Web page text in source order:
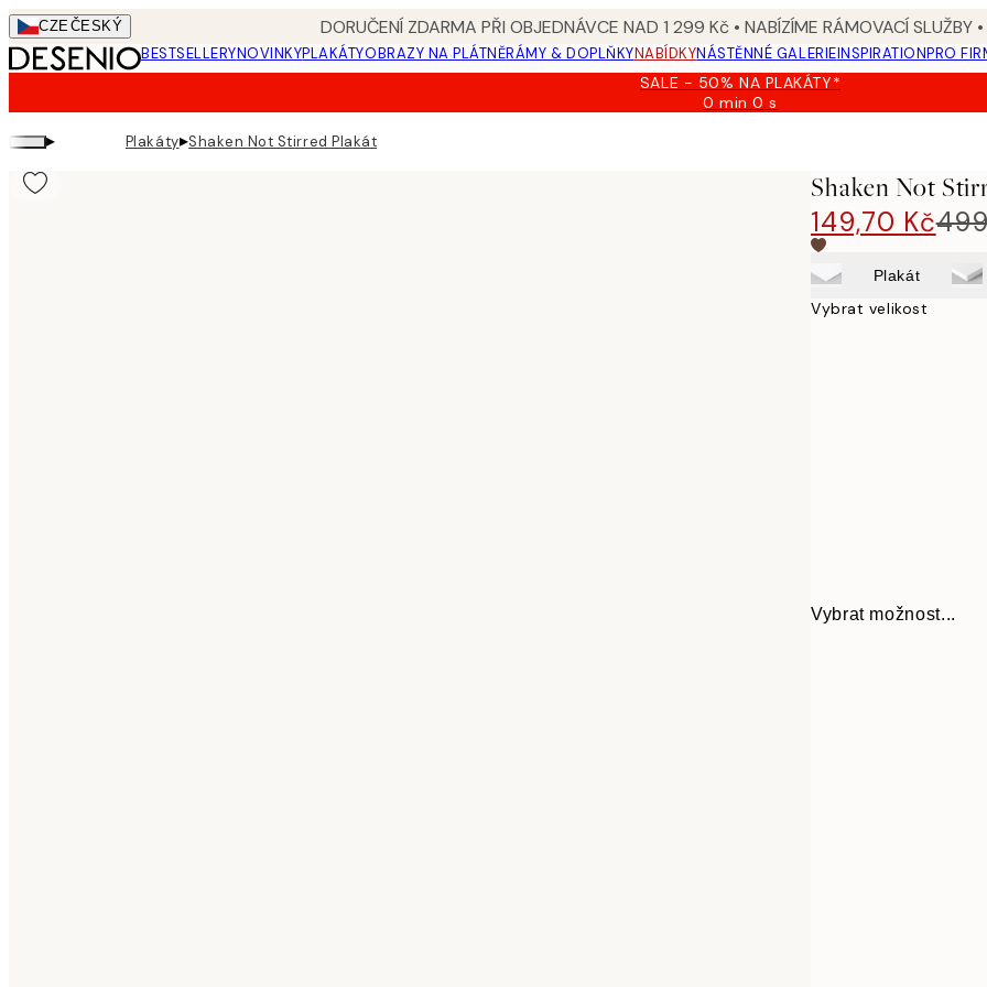
Skip
to
main
CZEČESKÝ DORUČENÍ ZDARMA PŘI OBJEDNÁVCE NAD 1 299 Kč • NABÍZÍME RÁMOVACÍ SLUŽBY
BESTSELLERYNOVINKYPLAKÁTYOBRAZY NA PLÁTNĚRÁMY & DOPLŇKYNABÍDKYNÁSTĚNNÉ GALERIEINSPIRATIONPRO
SALE - 50% NA PLAKÁTY*
0 min0 s
Platné
▸ Plakáty▸Shaken Not Stirred Plakát
Shaken Not
149,70 Kč
Plakát
Vybrat velikost
Vybrat možnost...